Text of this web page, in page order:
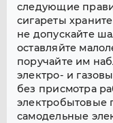
следующие
сигареты
не допускайте
оставляйте
поручайте им
электро- и
без присмотра
электробытовые
самодельные